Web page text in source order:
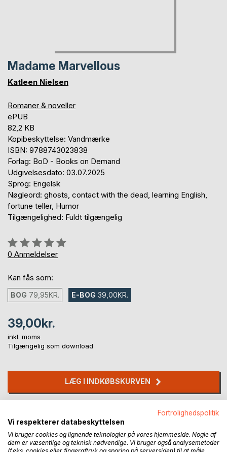
Madame Marvellous
Katleen Nielsen
Romaner & noveller
ePUB
82,2 KB
Kopibeskyttelse: Vandmærke
ISBN: 9788743023838
Forlag: BoD - Books on Demand
Udgivelsesdato: 03.07.2025
Sprog: Engelsk
Nøgleord: ghosts, contact with the dead, learning English,
fortune teller, Humor
Tilgængelighed: Fuldt tilgængelig
Anmeldelse::
0%
0 Anmeldelser
Kan fås som:
BOG 79,95KR. E-BOG 39,00KR.
39,00kr.
inkl. moms
Tilgængelig som download
LÆG I INDKØBSKURVEN
Anmeld titel
Fortrolighedspolitik
Vi respekterer databeskyttelsen
Vi bruger cookies og lignende teknologier på vores hjemmeside. Nogle af
dem er væsentlige og teknisk nødvendige. Vi bruger også analysemetoder